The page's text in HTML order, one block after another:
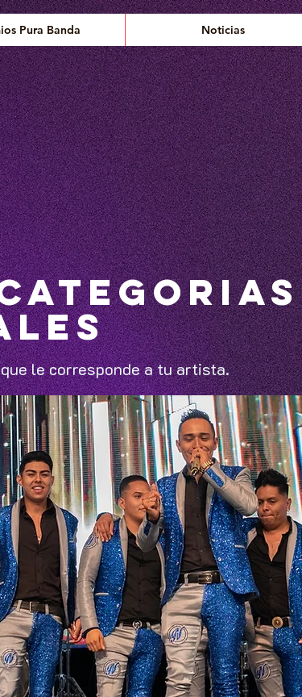
Pura Banda Noticias
le corresponde a tu artista.